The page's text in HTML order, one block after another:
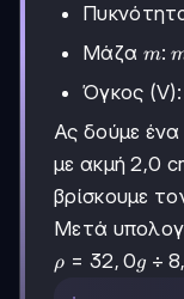
Μάζα m
m:
Όγκος (V):
Ας δούμε
με ακμή 2,0
βρίσκουμε
Μετά
\rho=32,0g
ρ = 32, 0g ÷ 8,